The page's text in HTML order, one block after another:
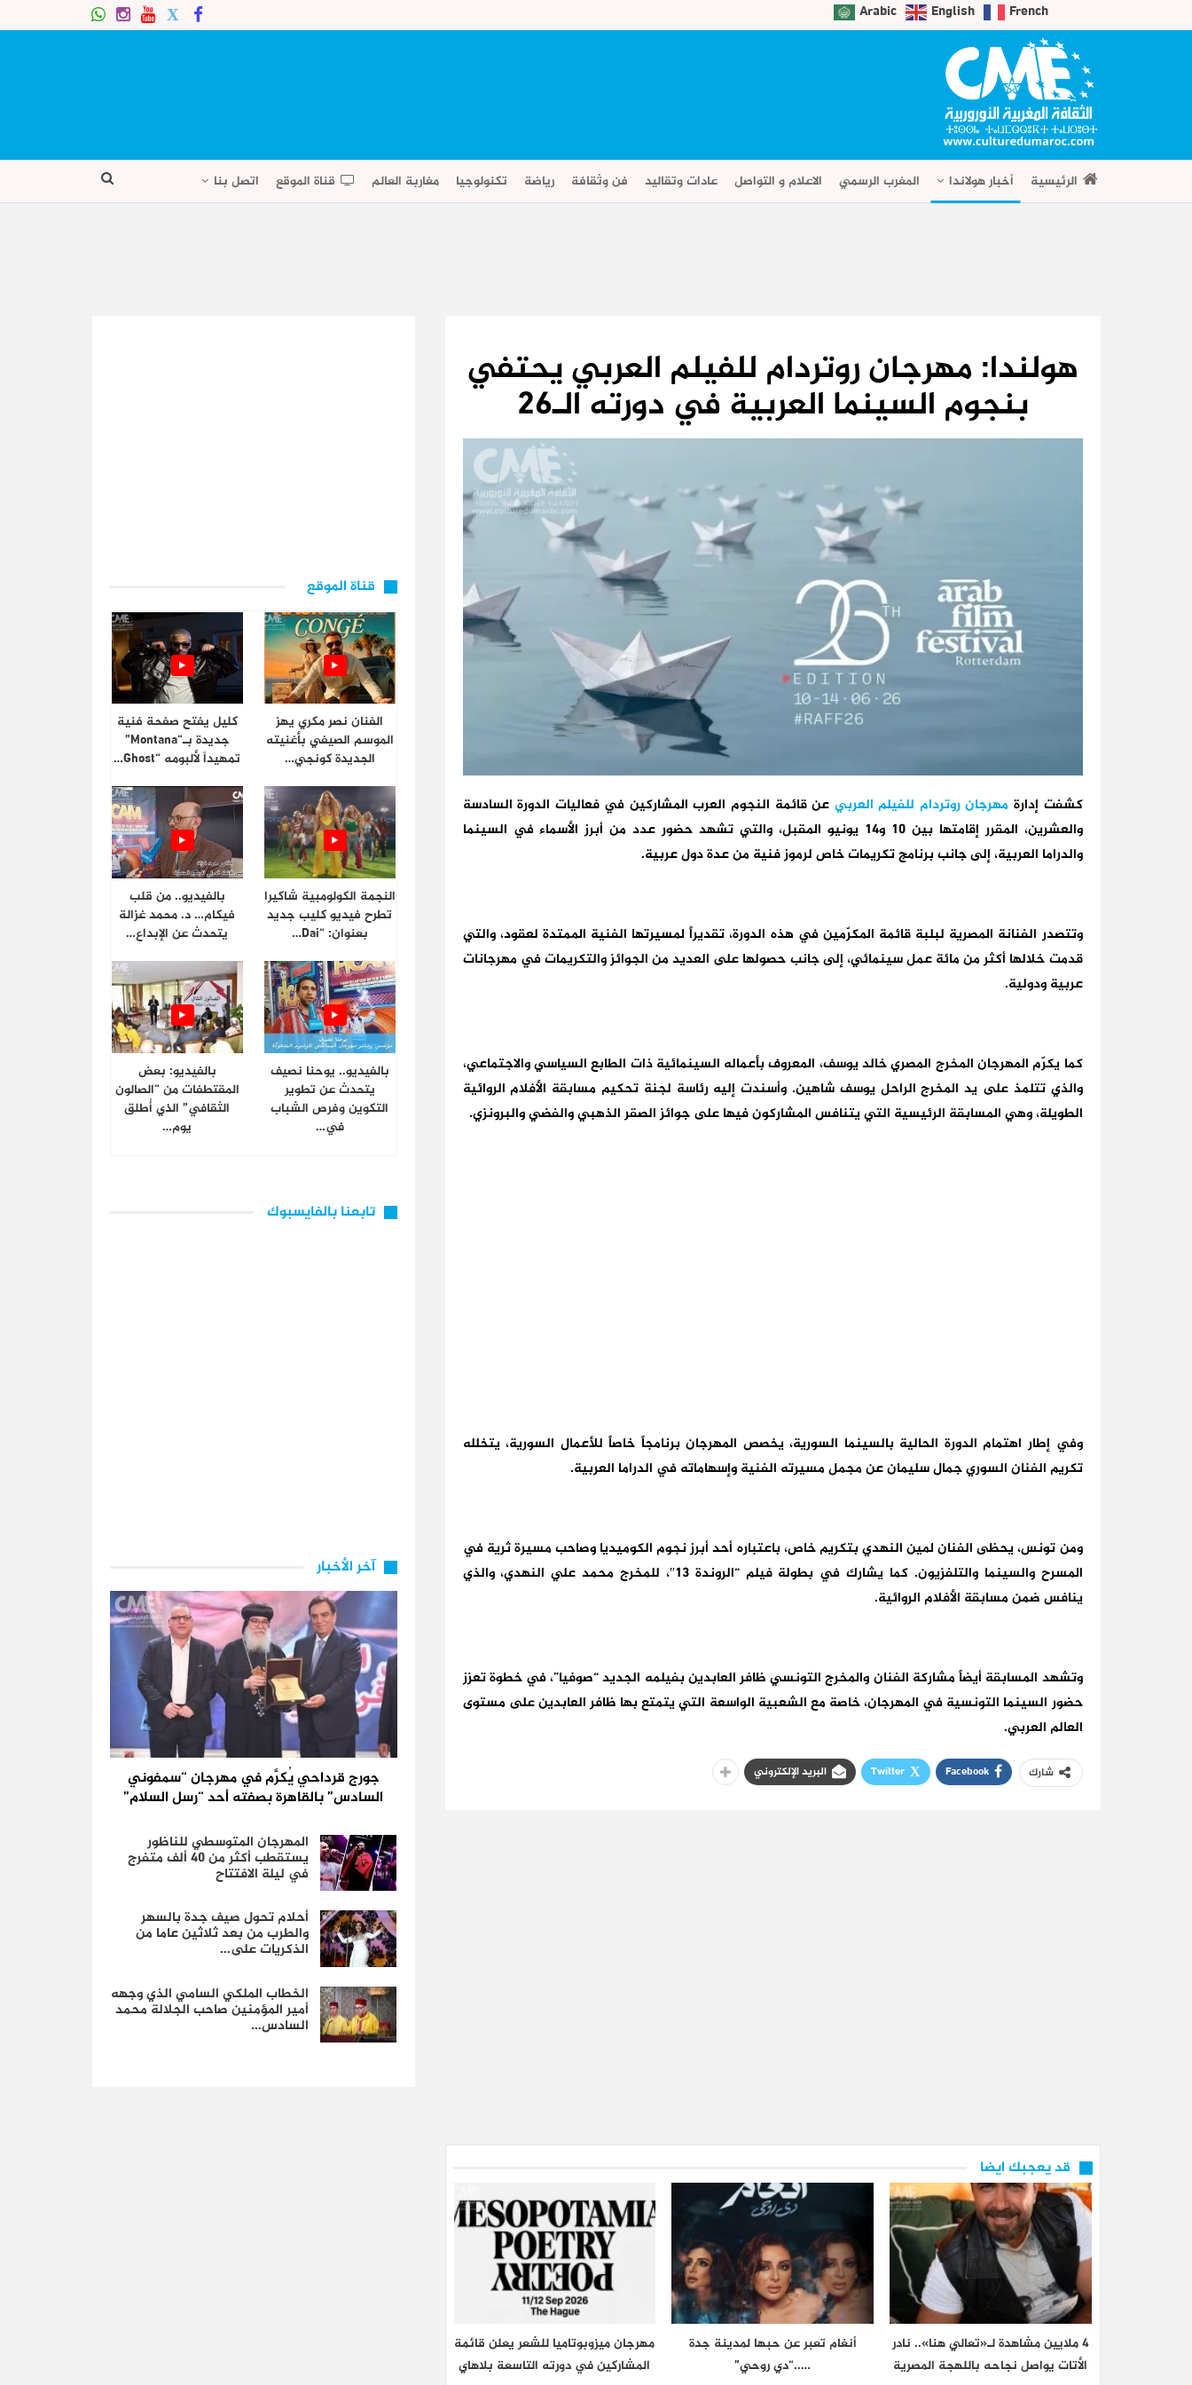
Arabic English French
الرئيسية أخبار هولاندا المغرب الرسمي الاعلام و التواصل عادات وتقاليد فن وثقافة رياضة تكنولوجيا مغاربة العالم قناة الموقع اتصل بنا
هولندا: مهرجان روتردام للفيلم العربي يحتفي
بنجوم السينما العربية في دورته الـ26
كشفت إدارة مهرجان روتردام للفيلم العربي عن قائمة النجوم العرب المشاركين في فعاليات الدورة السادسة
والعشرين، المقرر إقامتها بين 10 و14 يونيو المقبل، والتي تشهد حضور عدد من أبرز الأسماء في السينما
والدراما العربية، إلى جانب برنامج تكريمات خاص لرموز فنية من عدة دول عربية.
وتتصدر الفنانة المصرية لبلبة قائمة المكرّمين في هذه الدورة، تقديراً لمسيرتها الفنية الممتدة لعقود، والتي
قدمت خلالها أكثر من مائة عمل سينمائي، إلى جانب حصولها على العديد من الجوائز والتكريمات في مهرجانات
عربية ودولية.
كما يكرّم المهرجان المخرج المصري خالد يوسف، المعروف بأعماله السينمائية ذات الطابع السياسي والاجتماعي،
والذي تتلمذ على يد المخرج الراحل يوسف شاهين. وأسندت إليه رئاسة لجنة تحكيم مسابقة الأفلام الروائية
الطويلة، وهي المسابقة الرئيسية التي يتنافس المشاركون فيها على جوائز الصقر الذهبي والفضي والبرونزي.
وفي إطار اهتمام الدورة الحالية بالسينما السورية، يخصص المهرجان برنامجاً خاصاً للأعمال السورية، يتخلله
تكريم الفنان السوري جمال سليمان عن مجمل مسيرته الفنية وإسهاماته في الدراما العربية.
ومن تونس، يحظى الفنان لمين النهدي بتكريم خاص، باعتباره أحد أبرز نجوم الكوميديا وصاحب مسيرة ثرية في
المسرح والسينما والتلفزيون. كما يشارك في بطولة فيلم “الروندة 13″، للمخرج محمد علي النهدي، والذي
ينافس ضمن مسابقة الأفلام الروائية.
وتشهد المسابقة أيضاً مشاركة الفنان والمخرج التونسي ظافر العابدين بفيلمه الجديد “صوفيا”، في خطوة تعزز
حضور السينما التونسية في المهرجان، خاصة مع الشعبية الواسعة التي يتمتع بها ظافر العابدين على مستوى
العالم العربي.
شارك Facebook
Twitter البريد الإلكتروني
قد يعجبك ايضا
4 ملايين مشاهدة لـ«تعالي هنا».. نادر
الأتات يواصل نجاحه باللهجة المصرية
أنغام تعبر عن حبها لمدينة جدة
…..“دي روحي”
مهرجان ميزوبوتاميا للشعر يعلن قائمة
المشاركين في دورته التاسعة بلاهاي
قناة الموقع
الفنان نصر مكري يهز
الموسم الصيفي بأغنيته
الجديدة كونجي…
كليل يفتح صفحة فنية
جديدة بـ“Montana”
تمهيداً لألبومه “Ghost…
النجمة الكولومبية شاكيرا
تطرح فيديو كليب جديد
بعنوان: “Dai…
بالفيديو.. من قلب
فيكام… د. محمد غزالة
يتحدث عن الإبداع…
بالفيديو.. يوحنا نصيف
يتحدث عن تطوير
التكوين وفرص الشباب
في…
بالفيديو: بعض
المقتطفات من “الصالون
الثقافي” الذي أُطلق
يوم…
تابعنا بالفايسبوك
آخر الأخبار
جورج قرداحي يُكرَّم في مهرجان “سمفوني
السادس” بالقاهرة بصفته أحد “رسل السلام”
المهرجان المتوسطي للناظور
يستقطب أكثر من 40 ألف متفرج
في ليلة الافتتاح
أحلام تحول صيف جدة بالسهر
والطرب من بعد ثلاثين عاما من
الذكريات على…
الخطاب الملكي السامي الذي وجهه
أمير المؤمنين صاحب الجلالة محمد
السادس…